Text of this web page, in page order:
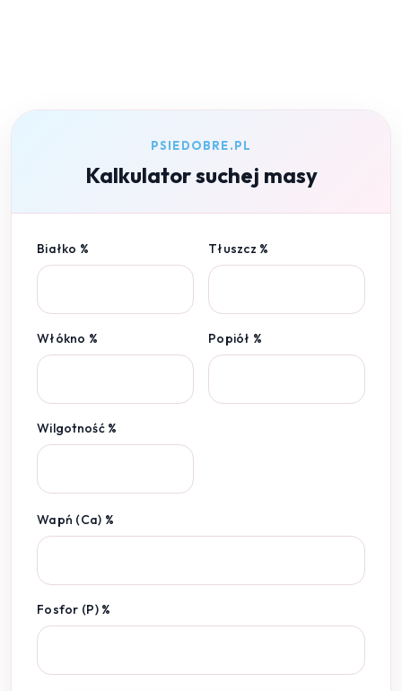
PSIEDOBRE.PL
Kalkulator suchej masy
Białko % Tłuszcz %
Włókno % Popiół %
Wilgotność %
Wapń (Ca) %
Fosfor (P) %